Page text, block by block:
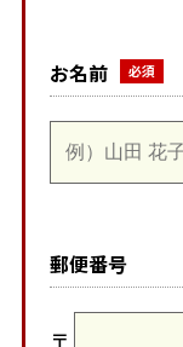
お名前
郵便番号
〒